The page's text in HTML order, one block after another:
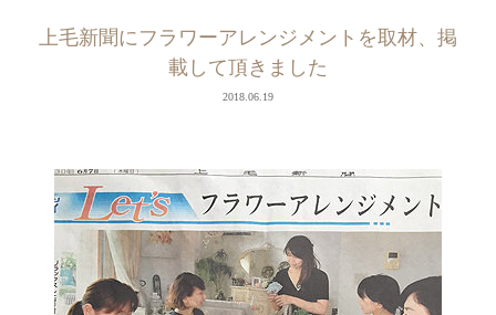
上毛新聞にフラワーアレンジメントを取材、掲
載して頂きました
2018.06.19